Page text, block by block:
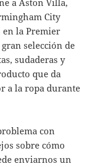
a Aston Villa,
City
en la Premier
selección de
sudaderas y
que da
a la ropa durante
con
sobre cómo
enviarnos un